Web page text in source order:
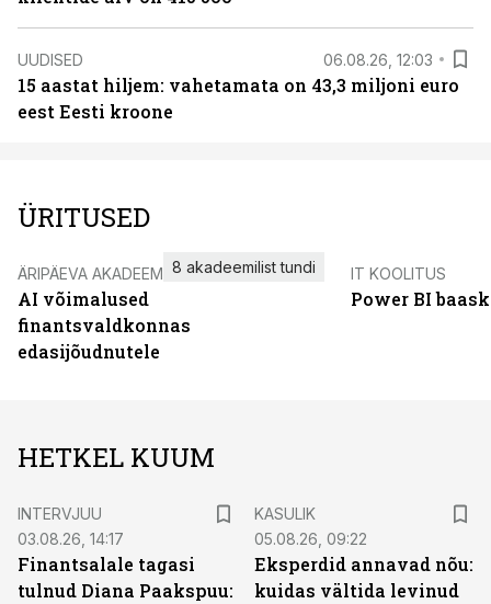
UUDISED 06.08.26, 12:03
15 aastat hiljem: vahetamata on 43,3 miljoni euro
eest Eesti kroone
ÜRITUSED
ÄRIPÄEVA AKADEEMIA
AI võimalused
finantsvaldkonnas
edasijõudnutele
8 akadeemilist tundi IT KOOLITUS
Power BI
HETKEL KUUM
INTERVJUU
03.08.26, 14:17
Finantsalale tagasi
tulnud Diana Paakspuu:
KASULIK
05.08.26, 09:22
Eksperdid annavad nõu:
kuidas vältida levinud